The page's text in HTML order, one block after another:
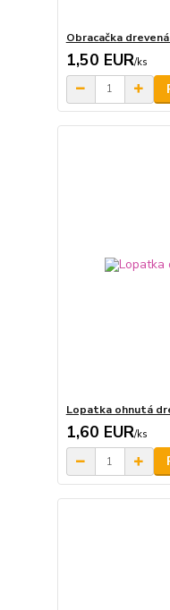
Obracačka
1,50 EUR/ks
Lopatka ohnutá
1,60 EUR/ks